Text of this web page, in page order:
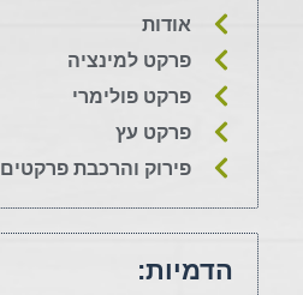
אודות
פרקט למינציה
פרקט פולימרי
פרקט עץ
פירוק והרכבת פרקטים
הדמיות: